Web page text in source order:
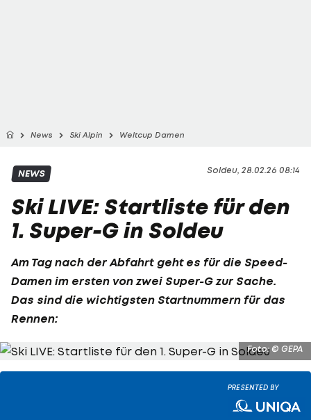
News Ski Alpin Weltcup Damen
Soldeu, 28.02.26 08:14
NEWS
Ski LIVE: Startliste für den
1. Super-G in Soldeu
Am Tag nach der Abfahrt geht es für die Speed-
Damen im ersten von zwei Super-G zur Sache.
Das sind die wichtigsten Startnummern für das
Rennen:
Foto: © GEPA
PRESENTED BY